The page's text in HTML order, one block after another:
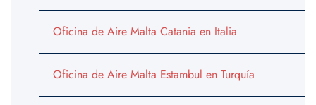
Oficina de Aire Malta Catania en Italia
Oficina de Aire Malta Estambul en Turquía